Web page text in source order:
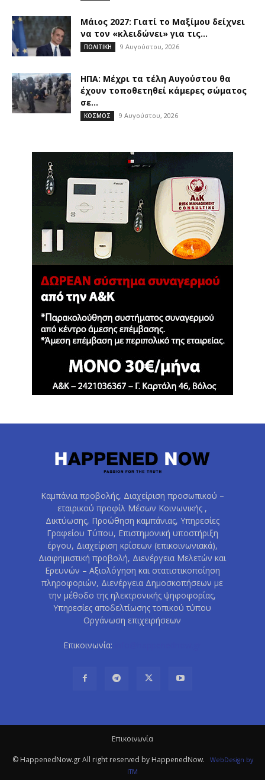
Μάιος 2027: Γιατί το Μαξίμου δείχνει
να τον «κλειδώνει» για τις...
ΠΟΛΙΤΙΚΗ 9 Αυγούστου, 2026
ΗΠΑ: Μέχρι τα τέλη Αυγούστου θα
έχουν τοποθετηθεί κάμερες σώματος
σε...
ΚΟΣΜΟΣ 9 Αυγούστου, 2026
Καμπάνια προβολής, Διαχείριση προσωπικού –
εταιρικού προφίλ Μέσων Κοινωνικής ,
Δικτύωσης, Προώθηση καμπάνιας, Υπηρεσίες
Γραφείου Τύπου, Επιστημονική υποστήριξη
έργου, Διαχείριση κρίσεων (επικοινωνιακά),
Διαφημιστική προβολή, Διενέργεια Μελετών και
Ερευνών – Αξιολόγηση και στατιστικοποίηση
πληροφοριών, Διενέργεια Δημοσκοπήσεων με
την μέθοδο της ηλεκτρονικής ψηφοφορίας,
Υπηρεσίες αποδελτίωσης τοπικού τύπου
Οργάνωση επιχειρήσεων
Επικοινωνία:
Eπικοινωνία
© HappenedNow.gr All right reserved by HappenedNow. WebDesign by
ITM